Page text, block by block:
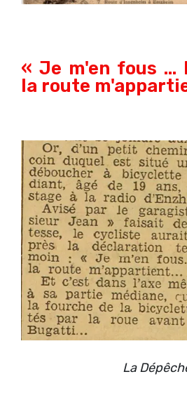
« Je m'en fous ...
la route
La